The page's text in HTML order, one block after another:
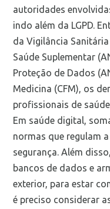
autoridades
indo além da LGPD.
da Vigilância
Saúde Suplementar
Proteção de Dados
Medicina (CFM), os
profissionais de
Em saúde digital,
normas que regulam
segurança. Além
bancos de dados e
exterior, para estar
é preciso considerar